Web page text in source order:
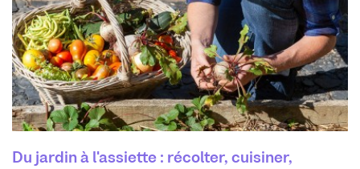
Du jardin à l'assiette : récolter, cuisiner,